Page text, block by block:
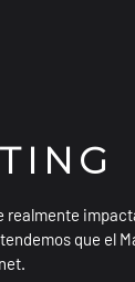
realmente
que el